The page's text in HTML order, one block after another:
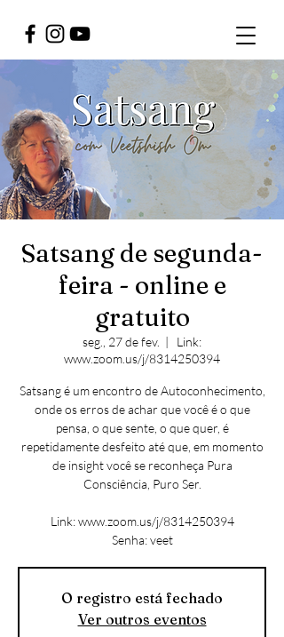
Satsang de segunda-
feira - online e
gratuito
seg., 27 de fev.
  |
Link:
www.zoom.us/j/8314250394
Satsang é um encontro de Autoconhecimento,
onde os erros de achar que você é o que
pensa, o que sente, o que quer, é
repetidamente desfeito até que, em momento
de insight você se reconheça Pura
Consciência, Puro Ser.
Link: www.zoom.us/j/8314250394
Senha: veet
O registro está fechado
Ver outros eventos